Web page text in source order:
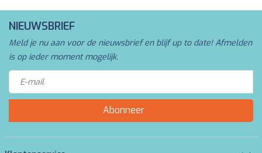
NIEUWSBRIEF
Meld je nu aan voor de nieuwsbrief en blijf up to date! Afmelden
is op ieder moment mogelijk.
Abonneer